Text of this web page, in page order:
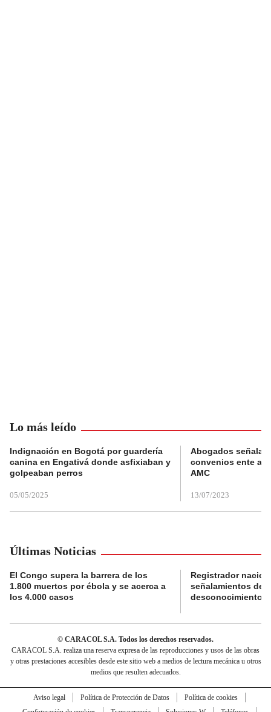
Lo más leído
Indignación en Bogotá por guardería
canina en Engativá donde asfixiaban y
golpeaban perros
05/05/2025
Abogados
convenios ente
AMC
13/07/2023
Últimas Noticias
El Congo supera la barrera de los
1.800 muertos por ébola y se acerca a
los 4.000 casos
Registrador
señalamientos de
desconocimiento
© CARACOL S.A. Todos los derechos reservados.
CARACOL S.A. realiza una reserva expresa de las reproducciones y usos de las obras
y otras prestaciones accesibles desde este sitio web a medios de lectura mecánica u otros
medios que resulten adecuados.
Aviso legal Política de Protección de Datos
Política de cookies